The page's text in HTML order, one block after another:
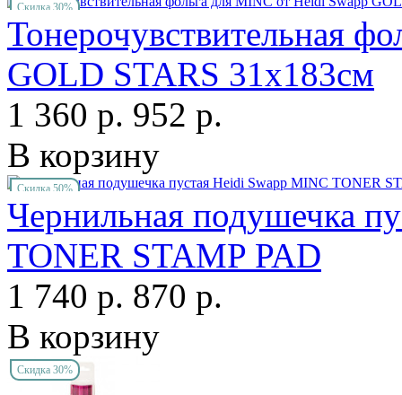
Скидка 30%
Тонерочувствительная
GOLD STARS 31х183см
1 360 р. 952 р.
В корзину
Скидка 50%
Чернильная подушечка
TONER STAMP PAD
1 740 р. 870 р.
В корзину
Скидка 30%